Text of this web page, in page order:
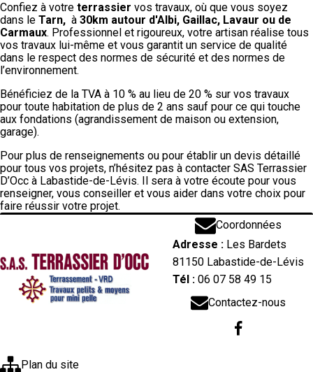
Confiez à votre terrassier vos travaux, où que vous soyez
dans le Tarn, à 30km autour d'Albi, Gaillac, Lavaur ou de
Carmaux. Professionnel et rigoureux, votre artisan réalise tous
vos travaux lui-même et vous garantit un service de qualité
dans le respect des normes de sécurité et des normes de
l’environnement.
Bénéficiez de la TVA à 10 % au lieu de 20 % sur vos travaux
pour toute habitation de plus de 2 ans sauf pour ce qui touche
aux fondations (agrandissement de maison ou extension,
garage).
Pour plus de renseignements ou pour établir un devis détaillé
pour tous vos projets, n’hésitez pas à contacter SAS Terrassier
D’Occ à Labastide-de-Lévis. Il sera à votre écoute pour vous
renseigner, vous conseiller et vous aider dans votre choix pour
faire réussir votre projet.
Coordonnées
Adresse : Les Bardets
81150 Labastide-de-Lévis
Tél : 06 07 58 49 15
Contactez-nous
Plan du site